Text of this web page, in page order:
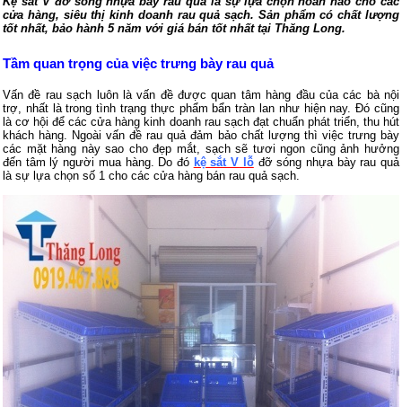
cửa hàng, siêu thị kinh doanh rau quả sạch. Sản phẩm có chất lượng
tốt nhất, bảo hành 5 năm với giá bán tốt nhất tại Thăng Long.
Tầm quan trọng của việc trưng bày rau quả
Vấn đề rau sạch luôn là vấn đề được quan tâm hàng đầu của các bà nội
trợ, nhất là trong tình trạng thực phẩm bẩn tràn lan như hiện nay. Đó cũng
là cơ hội để các cửa hàng kinh doanh rau sạch đạt chuẩn phát triển, thu hút
khách hàng. Ngoài vấn đề rau quả đảm bảo chất lượng thì việc trưng bày
các mặt hàng này sao cho đẹp mắt, sạch sẽ tươi ngon cũng ảnh hưởng
đến tâm lý người mua hàng. Do đó kệ sắt V lỗđỡ sóng nhựa bày rau quả
là sự lựa chọn số 1 cho các cửa hàng bán rau quả sạch.